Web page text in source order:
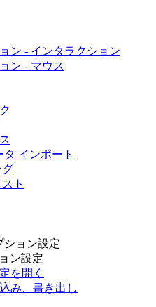
ン - インタラクション
ン - マウス
インポート
グ
ト
ション設定
ン設定
を開く
み、書き出し